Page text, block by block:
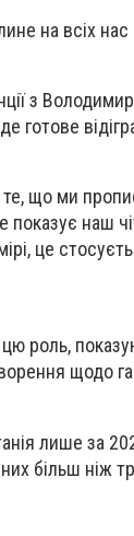
на всіх
з
що ми
показує наш
це
роль,
щодо
лише за
більш ніж